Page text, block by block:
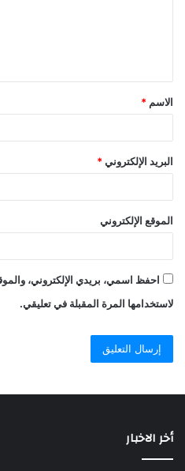
الاسم *
البريد الإلكتروني *
الموقع الإلكتروني
احفظ اسمي، بريدي الإلكتروني،
لاستخدامها المرة المقبلة في تعليقي.
أخر الاخبار